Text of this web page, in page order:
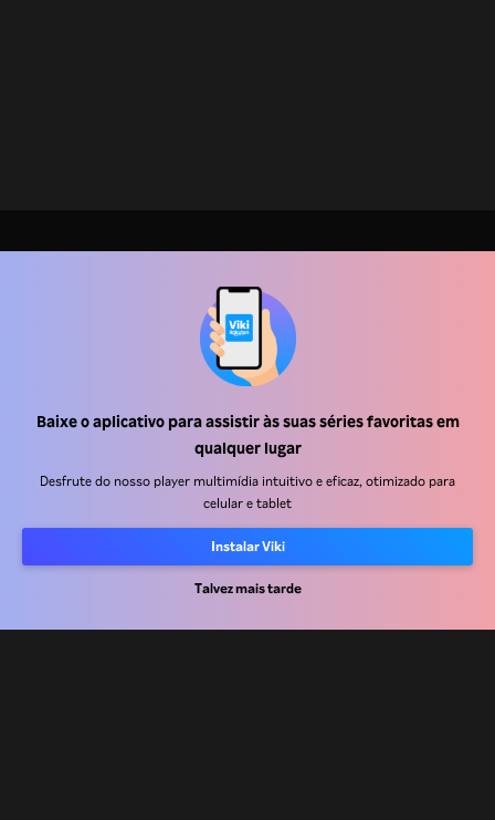
Baixe o aplicativo para assistir às suas séries favoritas em
qualquer lugar
Desfrute do nosso player multimídia intuitivo e eficaz, otimizado para
celular e tablet
Instalar Viki
Talvez mais tarde
Central de ajuda